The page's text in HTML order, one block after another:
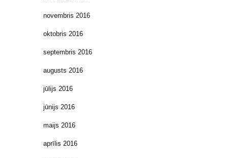
novembris 2016
oktobris 2016
septembris 2016
augusts 2016
jūlijs 2016
jūnijs 2016
maijs 2016
aprīlis 2016